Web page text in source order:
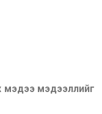
мэдээ мэдээллийг